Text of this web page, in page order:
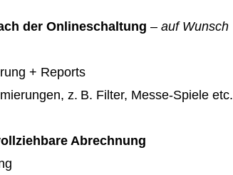
der Onlineschaltung – auf Wunsch
+ Reports
z. B. Filter, Messe-Spiele etc.
Abrechnung